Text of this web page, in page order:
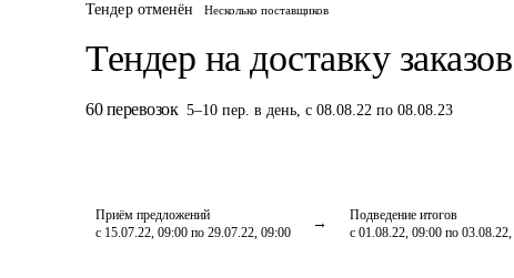
Тендер отменён Несколько поставщиков
Тендер на доставку
60 перевозок 5–10 пер. в день, с 08.08.22 по 08.08.23
Приём предложений
с 15.07.22, 09:00 по 29.07.22, 09:00
Подведение итогов
с 01.08.22, 09:00 по